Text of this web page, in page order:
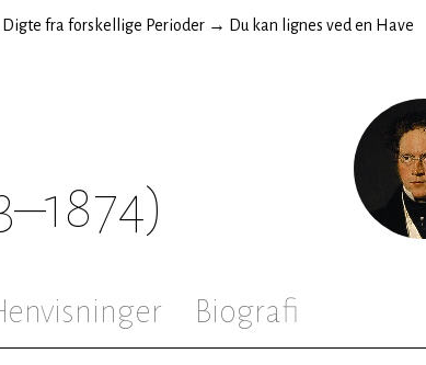
Digte fra forskellige Perioder → Du kan lignes ved en Have
Biografi